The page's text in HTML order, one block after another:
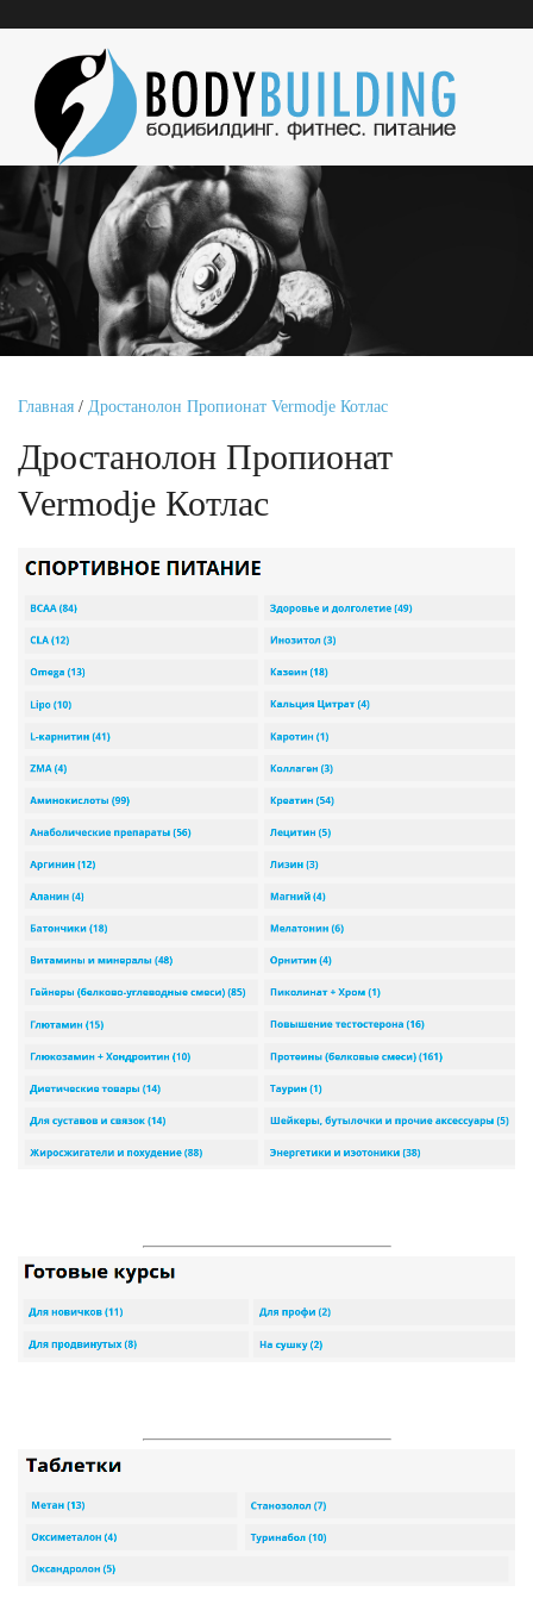
Главная / Дростанолон Пропионат Vermodje Котлас
Дростанолон Пропионат
Vermodje Котлас